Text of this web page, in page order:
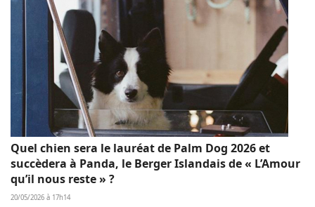
Quel chien sera le lauréat de Palm Dog 2026 et
succèdera à Panda, le Berger Islandais de « L’Amour
qu’il nous reste » ?
20/05/2026 à 17h14